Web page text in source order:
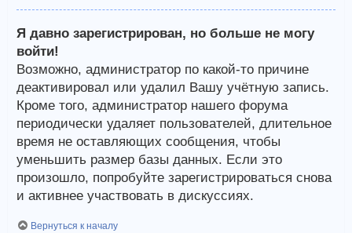
Я давно зарегистрирован, но больше не могу
войти!
Возможно, администратор по какой-то причине
деактивировал или удалил Вашу учётную запись.
Кроме того, администратор нашего форума
периодически удаляет пользователей, длительное
время не оставляющих сообщения, чтобы
уменьшить размер базы данных. Если это
произошло, попробуйте зарегистрироваться снова
и активнее участвовать в дискуссиях.
Вернуться к началу